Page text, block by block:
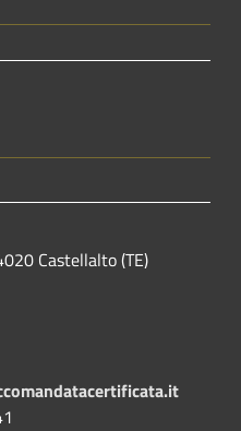
Castellalto (TE)